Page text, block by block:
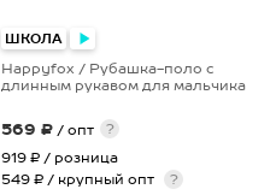
ШКОЛА
Happyfox / Рубашка-поло с
длинным рукавом для мальчика
569 ₽ / опт
?
919 ₽ / розница
549 ₽ / крупный опт
?